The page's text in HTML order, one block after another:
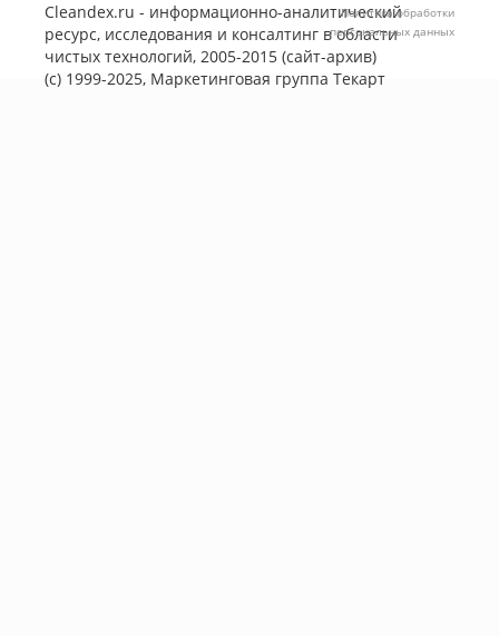
Cleandex.ru - информационно-аналитический
ресурс, исследования и консалтинг в области
чистых технологий, 2005-2015 (сайт-архив)
(с) 1999-2025, Маркетинговая группа Текарт
Политика обработки
персональных данных